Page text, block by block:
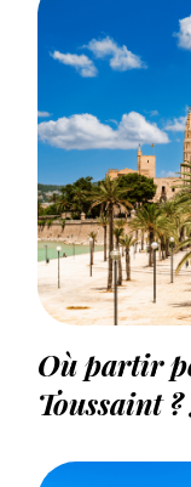
Où partir
Toussaint